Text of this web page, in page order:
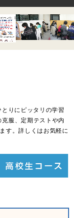
りにピッタリの学習
服、定期テストや内
す。詳しくはお気軽に